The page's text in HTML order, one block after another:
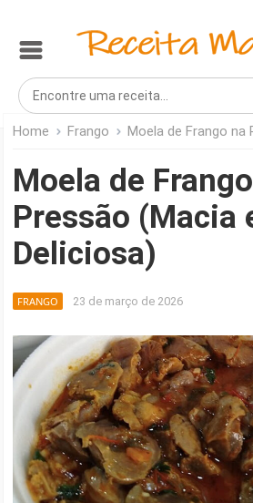
Home Frango Moela de Frango na
Moela de
Pressão (Macia
Deliciosa)
FRANGO 23 de março de 2026